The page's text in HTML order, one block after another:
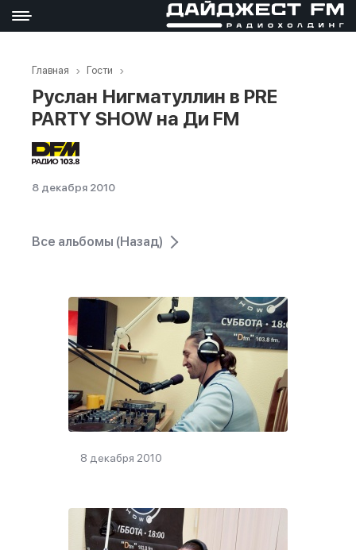
Главная Гости
Руслан Нигматуллин в PRE
PARTY SHOW на Ди FM
8 декабря 2010
Все альбомы (Назад)
8 декабря 2010